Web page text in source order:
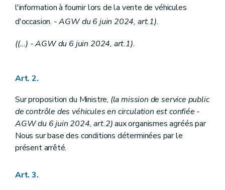
l'information à fournir lors de la vente de véhicules
d'occasion. - AGW du 6 juin 2024, art.1).
((...) - AGW du 6 juin 2024, art.1).
Art. 2.
Sur proposition du Ministre, (la mission de service public
de contrôle des véhicules en circulation est confiée -
AGW du 6 juin 2024, art.2)aux organismes agréés par
Nous sur base des conditions déterminées par le
présent arrêté.
Art. 3.